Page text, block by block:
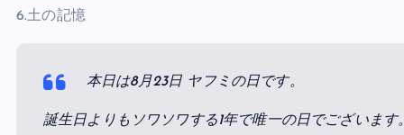
6.土の記憶
本日は8月23日 ヤフミの日です。
誕生日よりもソワソワする1年で唯一の日でございます